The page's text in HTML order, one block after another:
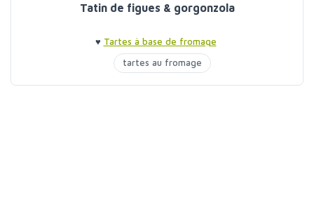
Tatin de figues & gorgonzola
♥ Tartes à base de fromage
tartes au fromage